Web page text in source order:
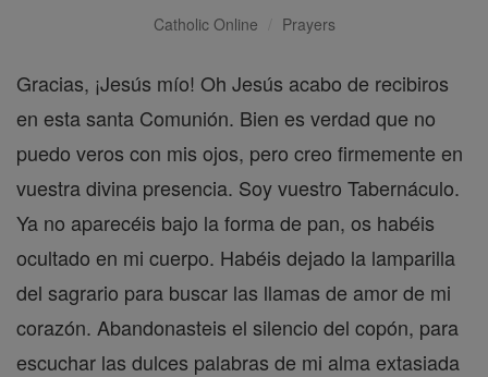
Catholic Online Prayers
Gracias, ¡Jesús mío! Oh Jesús acabo de recibiros
en esta santa Comunión. Bien es verdad que no
puedo veros con mis ojos, pero creo firmemente en
vuestra divina presencia. Soy vuestro Tabernáculo.
Ya no aparecéis bajo la forma de pan, os habéis
ocultado en mi cuerpo. Habéis dejado la lamparilla
del sagrario para buscar las llamas de amor de mi
corazón. Abandonasteis el silencio del copón, para
escuchar las dulces palabras de mi alma extasiada